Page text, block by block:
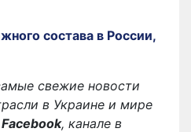
состава в России,
свежие новости
в Украине и мире
Facebook, канале в